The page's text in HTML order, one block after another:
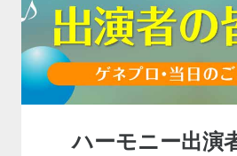
ハーモニー出演